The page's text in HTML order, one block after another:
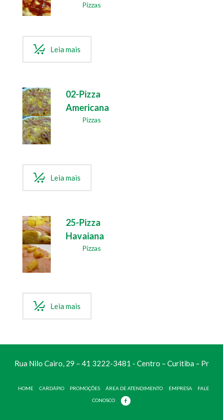
Pizzas
Leia mais
02-Pizza
Americana
Pizzas
Leia mais
25-Pizza
Havaiana
Pizzas
Leia mais
Rua Nilo Cairo, 29 – 41 3222-3481 - Centro – Curitiba – Pr
HOME CARDÁPIO PROMOÇÕES ÁREA DE ATENDIMENTO EMPRESA
FALE
CONOSCO